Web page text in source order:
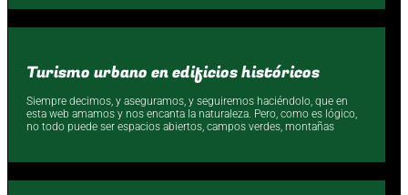
Turismo urbano en edificios históricos
Siempre decimos, y aseguramos, y seguiremos haciéndolo, que en
esta web amamos y nos encanta la naturaleza. Pero, como es lógico,
no todo puede ser espacios abiertos, campos verdes, montañas